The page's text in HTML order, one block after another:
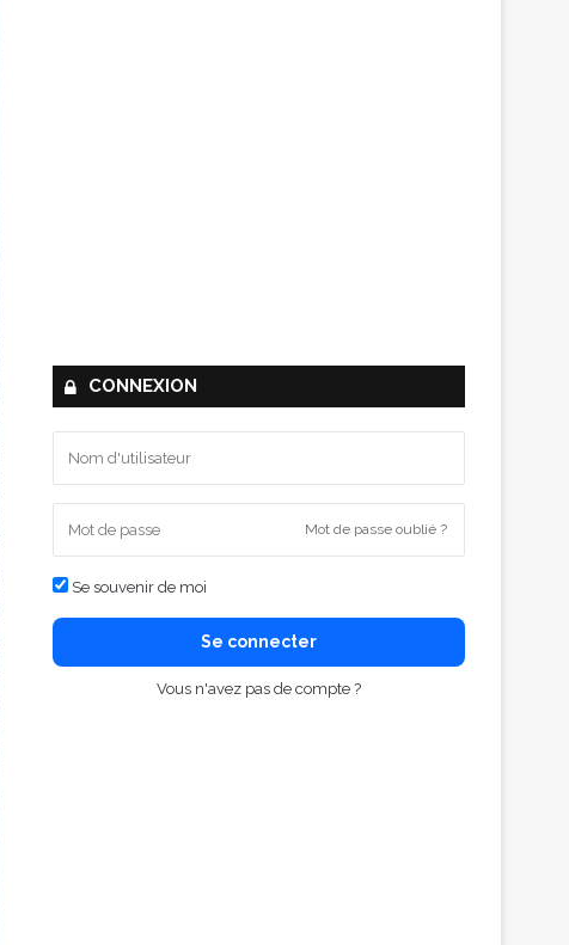
CONNEXION
Mot de passe oublié ?
Se souvenir de moi
Se connecter
Vous n'avez pas de compte ?